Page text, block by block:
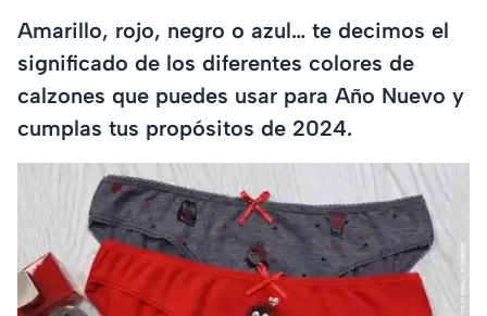
Amarillo, rojo, negro o azul… te decimos el
significado de los diferentes colores de
calzones que puedes usar para Año Nuevo y
cumplas tus propósitos de 2024.